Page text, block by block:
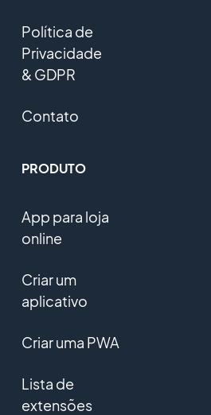
Política de
Privacidade
& GDPR
Contato
PRODUTO
App para loja
online
Criar um
aplicativo
Criar uma PWA
Lista de
extensões